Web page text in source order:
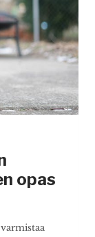
opas